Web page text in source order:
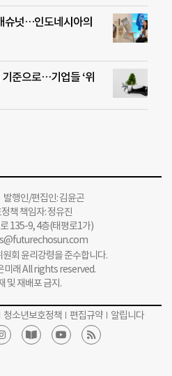
슈넛…인도네시아의
준으로…기업들 ‘위
행인/편집인: 김윤곤
책 책임자: 정유진
135-9, 4층(태평로1가)
회 윤리강령을 준수합니다.
래 All rights reserved.
및 재배포 금지.
청소년보호정책 편집규약 알립니다